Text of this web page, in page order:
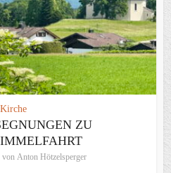
Kirche
ZU
von Anton Hötzelsperger